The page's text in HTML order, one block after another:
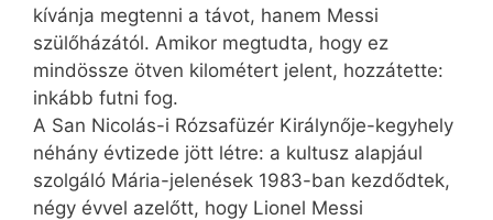
kívánja megtenni a távot, hanem Messi
szülőházától. Amikor megtudta, hogy ez
mindössze ötven kilométert jelent, hozzátette:
inkább futni fog.
A San Nicolás-i Rózsafüzér Királynője-kegyhely
néhány évtizede jött létre: a kultusz alapjául
szolgáló Mária-jelenések 1983-ban kezdődtek,
négy évvel azelőtt, hogy Lionel Messi